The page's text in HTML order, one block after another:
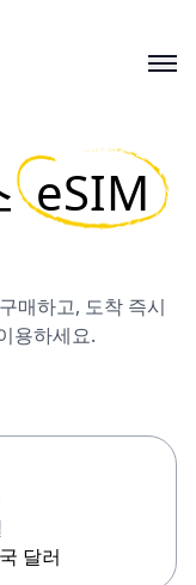
eSIM
매하고, 도착 즉시
용하세요.
달러